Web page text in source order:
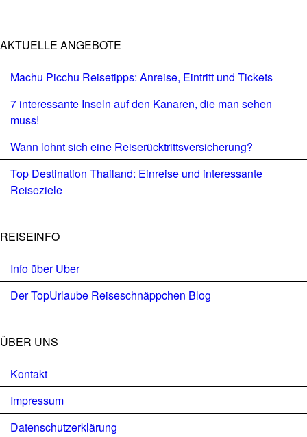
AKTUELLE ANGEBOTE
Machu Picchu Reisetipps: Anreise, Eintritt und Tickets
7 interessante Inseln auf den Kanaren, die man sehen
muss!
Wann lohnt sich eine Reiserücktrittsversicherung?
Top Destination Thailand: Einreise und interessante
Reiseziele
REISEINFO
Info über Uber
Der TopUrlaube Reiseschnäppchen Blog
ÜBER UNS
Kontakt
Impressum
Datenschutzerklärung